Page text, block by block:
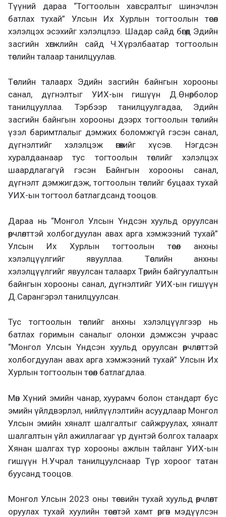
Түүний дараа “Тогтоолын хавсралтыг шинэчлэн
батлах тухай” Улсын Их Хурлын тогтоолын төсөл
хэлэлцэх эсэхийг хэлэлцлээ. Шадар сайд бөгөөд Эдийн
засгийн хөгжлийн сайд Ч.Хүрэлбаатар тогтоолын
төслийн талаар танилцуулав.
Төслийн талаарх Эдийн засгийн байнгын хорооны
санал, дүгнэлтыг УИХ-ын гишүүн Д.Өнөрболор
танилцууллаа. Тэрбээр танилцуулгадаа, Эдийн
засгийн байнгын хорооны дээрх тогтоолын төслийн
үзэл баримтлалыг дэмжих боломжгүй гэсэн санал,
дүгнэлтийг хэлэлцэж өгөхийг хүсэв. Нэгдсэн
хуралдаанаар тус тогтоолын төслийг хэлэлцэх
шаардлагагүй гэсэн Байнгын хорооны санал,
дүгнэлт дэмжигдэж, тогтоолын төслийг буцаах тухай
УИХ-ын тогтоол батлагдсанд тооцов.
Дараа нь “Монгол Улсын Үндсэн хуульд оруулсан
өөрчлөлттэй холбогдуулан авах арга хэмжээний тухай”
Улсын Их Хурлын тогтоолын төсөл анхны
хэлэлцүүлгийг явууллаа. Төслийн анхны
хэлэлцүүлгийг явуулсан талаарх Төрийн байгуулалтын
байнгын хорооны санал, дүгнэлтийг УИХ-ын гишүүн
Д.Сарангэрэл танилцуулсан.
Тус тогтоолын төслийг анхны хэлэлцүүлгээр нь
батлах горимын саналыг олонхи дэмжсэн учраас
“Монгол Улсын Үндсэн хуульд оруулсан өөрчлөлттэй
холбогдуулан авах арга хэмжээний тухай” Улсын Их
Хурлын тогтоолын төсөл батлагдлаа.
Мөн Хүний эмийн чанар, хуурамч болон стандарт бус
эмийн үйлдвэрлэл, нийлүүлэлтийн асуудлаар Монгол
Улсын эмийн хяналт шалгалтыг сайжруулах, хяналт
шалгалтын үйл ажиллагааг үр дүнтэй болгох талаарх
Хянан шалгах түр хорооны ажлын тайланг УИХ-ын
гишүүн Н.Учрал танилцуулснаар Түр хороог татан
буусанд тооцов.
Монгол Улсын 2023 оны төсвийн тухай хуульд өөрчлөлт
оруулах тухай хуулийн төсөлтэй хамт өргөн мэдүүлсэн